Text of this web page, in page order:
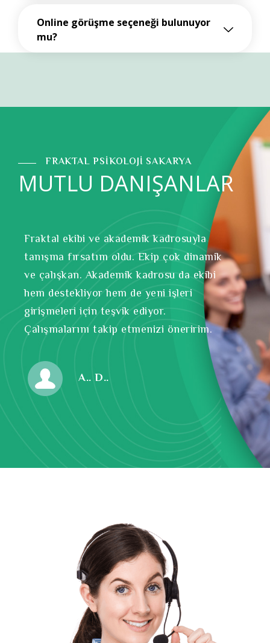
Online görüşme seçeneği bulunuyor
mu?
FRAKTAL PSİKOLOJİ SAKARYA
MUTLU DANIŞANLAR
Fraktal ekibi ve akademik kadrosuyla
tanışma fırsatım oldu. Ekip çok dinamik
ve çalışkan. Akademik kadrosu da ekibi
hem destekliyor hem de yeni işleri
girişmeleri için teşvik ediyor.
Çalışmalarını takip etmenizi öneririm.
A.. D..